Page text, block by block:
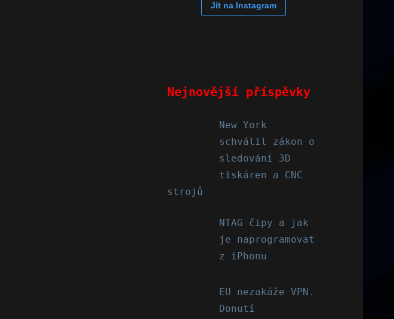
Jít na Instagram
Nejnovější příspěvky
New York
schválil zákon o
sledování 3D
tiskáren a CNC
strojů
NTAG čipy a jak
je naprogramovat
z iPhonu
EU nezakáže VPN.
Donutí